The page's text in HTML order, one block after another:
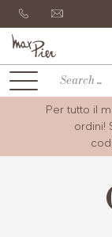
Per tutto il
ordini!